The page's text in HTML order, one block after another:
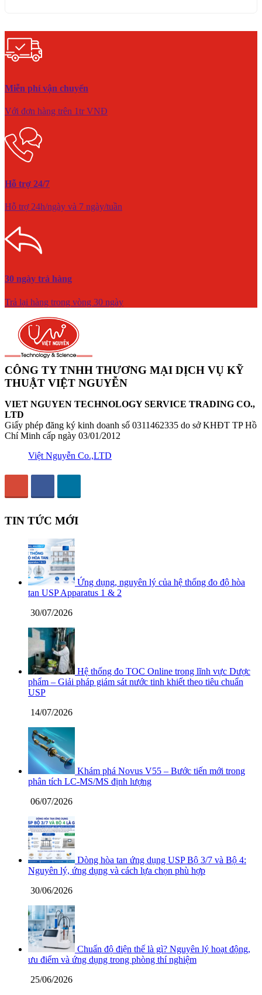
Miễn phí vận chuyển
Với đơn hàng trên 1tr VNĐ
Hỗ trợ 24/7
Hỗ trợ 24h/ngày và 7 ngày/tuần
30 ngày trả hàng
Trả lại hàng trong vòng 30 ngày
CÔNG TY TNHH THƯƠNG MẠI DỊCH VỤ KỸ
THUẬT VIỆT NGUYỄN
VIET NGUYEN TECHNOLOGY SERVICE TRADING CO.,
LTD
Giấy phép đăng ký kinh doanh số 0311462335 do sở KHĐT TP Hồ
Chí Minh cấp ngày 03/01/2012
Việt Nguyễn Co.,LTD
TIN TỨC MỚI
Ứng dụng, nguyên lý của hệ thống đo độ hòa
tan USP Apparatus 1 & 2
30/07/2026
Hệ thống đo TOC Online trong lĩnh vực Dược
phẩm – Giải pháp giám sát nước tinh khiết theo tiêu chuẩn
USP
14/07/2026
Khám phá Novus V55 – Bước tiến mới trong
phân tích LC-MS/MS định lượng
06/07/2026
Dòng hòa tan ứng dụng USP Bộ 3/7 và Bộ 4:
Nguyên lý, ứng dụng và cách lựa chọn phù hợp
30/06/2026
Chuẩn độ điện thế là gì? Nguyên lý hoạt động,
ưu điểm và ứng dụng trong phòng thí nghiệm
25/06/2026